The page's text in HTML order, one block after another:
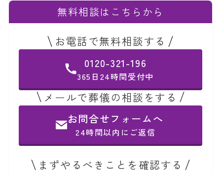
無料相談はこちらから
お電話で無料相談する
0120-321-196
365日24時間受付中
メールで葬儀の相談をする
お問合せフォームへ
24時間以内にご返信
まずやるべきことを確認する